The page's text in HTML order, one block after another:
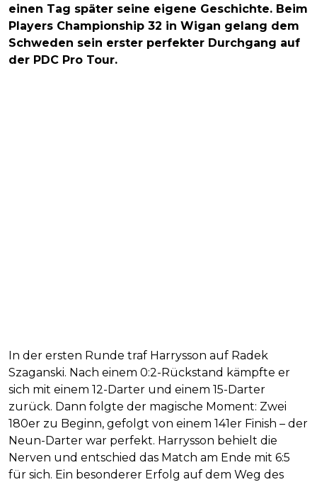
einen Tag später seine eigene Geschichte. Beim
Players Championship 32 in Wigan gelang dem
Schweden sein erster perfekter Durchgang auf
der PDC Pro Tour.
In der ersten Runde traf Harrysson auf Radek
Szaganski. Nach einem 0:2-Rückstand kämpfte er
sich mit einem 12-Darter und einem 15-Darter
zurück. Dann folgte der magische Moment: Zwei
180er zu Beginn, gefolgt von einem 141er Finish – der
Neun-Darter war perfekt. Harrysson behielt die
Nerven und entschied das Match am Ende mit 6:5
für sich. Ein besonderer Erfolg auf dem Weg des